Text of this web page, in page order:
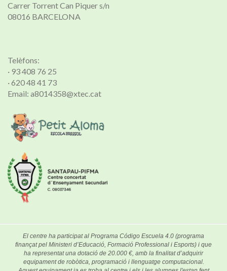
Carrer Torrent Can Piquer s/n
08016 BARCELONA
Telèfons:
· 93 408 76 25
· 620 48 41 73
Email: a8014358@xtec.cat
El centre ha participat al Programa Código Escuela 4.0 (programa
finançat pel Ministeri d’Educació, Formació Professional i Esports) i que
ha representat una dotació de 20.000 €, amb la finalitat d’adquirir
equipament de robòtica, programació i llenguatge computacional.